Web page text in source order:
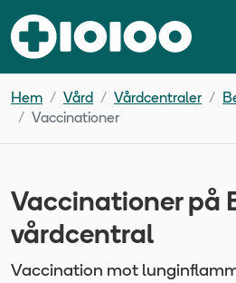
Hem Vård Vårdcentraler
Vaccinationer
Vaccinationer på
vårdcentral
Vaccination mot